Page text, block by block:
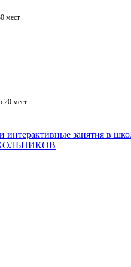
мест
20 мест